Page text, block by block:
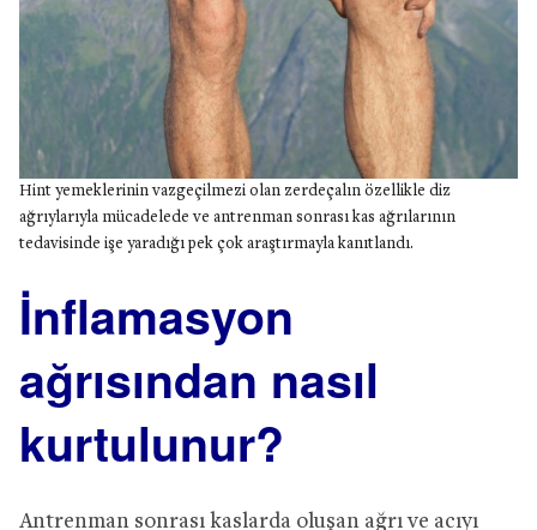
Hint yemeklerinin vazgeçilmezi olan zerdeçalın özellikle diz
ağrıylarıyla mücadelede ve antrenman sonrası kas ağrılarının
tedavisinde işe yaradığı pek çok araştırmayla kanıtlandı.
İnflamasyon
ağrısından nasıl
kurtulunur?
Antrenman sonrası kaslarda oluşan ağrı ve acıyı